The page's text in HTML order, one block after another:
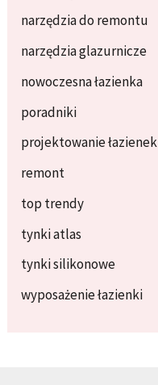
narzędzia do remontu
narzędzia glazurnicze
nowoczesna łazienka
poradniki
projektowanie łazienek
remont
top trendy
tynki atlas
tynki silikonowe
wyposażenie łazienki